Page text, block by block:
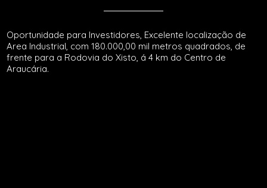
Oportunidade para Investidores, Excelente localização de
Area Industrial, com 180.000,00 mil metros quadrados, de
frente para a Rodovia do Xisto, á 4 km do Centro de
Araucária.